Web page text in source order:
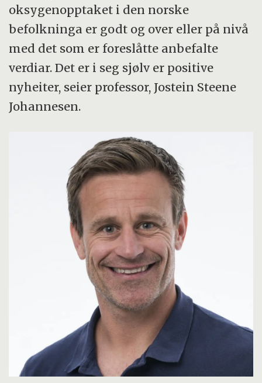
oksygenopptaket i den norske
befolkninga er godt og over eller på nivå
med det som er foreslåtte anbefalte
verdiar. Det er i seg sjølv er positive
nyheiter, seier professor, Jostein Steene
Johannesen.